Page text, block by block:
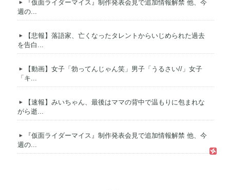
『仮面ライダーマイス』制作発表会見で追加情報解禁 他、今
週の...
【悲報】落語家、亡くなったタレントからいじめられた過去
を告白...
【動画】女子「勃ってんじゃん笑」男子「うるさい//」女子
「キ...
【速報】みいちゃん、最後はママの背中で温もりに包まれな
がら逝...
『仮面ライダーマイス』制作発表会見で追加情報解禁 他、今
週の...